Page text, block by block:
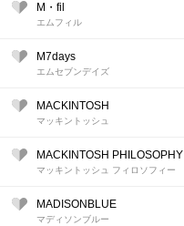
M・fil
エムフィル
M7days
エムセブンデイズ
MACKINTOSH
マッキントッシュ
MACKINTOSH PHILOSOPHY
マッキントッシュ フィロソフィー
MADISONBLUE
マディソンブルー